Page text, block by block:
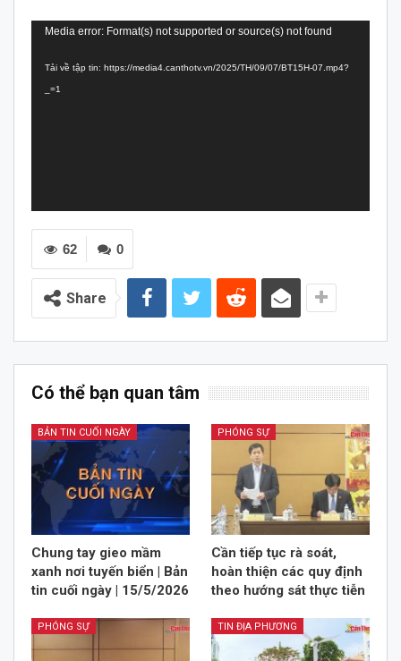
Trình
Video
Media error: Format(s) not supported or source(s) not found
Tải về tập tin: https://media4.canthotv.vn/2025/TH/09/07/BT15H-07.mp4?
_=1
0
62
Share
Có thể bạn quan tâm
BẢN TIN CUỐI NGÀY
Chung tay gieo mầm
xanh nơi tuyến biển | Bản
tin cuối ngày | 15/5/2026
PHÓNG SỰ
Cần tiếp tục rà soát,
hoàn thiện các quy định
theo hướng sát thực tiễn
PHÓNG SỰ TIN ĐỊA PHƯƠNG